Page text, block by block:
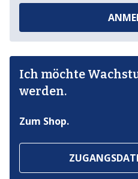
Ich möchte
werden.
Zum Shop.